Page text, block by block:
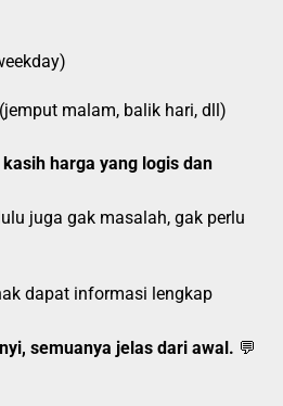
malam, balik hari, dll)
harga yang logis dan
juga gak masalah, gak perlu
dapat informasi lengkap
semuanya jelas dari awal. 💬